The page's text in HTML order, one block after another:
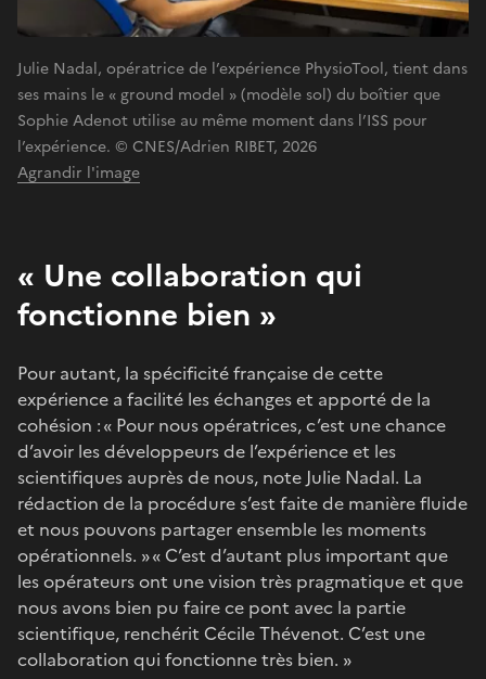
Julie Nadal, opératrice de l’expérience PhysioTool, tient dans
ses mains le « ground model » (modèle sol) du boîtier que
Sophie Adenot utilise au même moment dans l’ISS pour
l’expérience. © CNES/Adrien RIBET, 2026
Agrandir l'image
« Une collaboration qui
fonctionne bien »
Pour autant, la spécificité française de cette
expérience a facilité les échanges et apporté de la
cohésion : « Pour nous opératrices, c’est une chance
d’avoir les développeurs de l’expérience et les
scientifiques auprès de nous, note Julie Nadal. La
rédaction de la procédure s’est faite de manière fluide
et nous pouvons partager ensemble les moments
opérationnels. » « C’est d’autant plus important que
les opérateurs ont une vision très pragmatique et que
nous avons bien pu faire ce pont avec la partie
scientifique, renchérit Cécile Thévenot. C’est une
collaboration qui fonctionne très bien. »